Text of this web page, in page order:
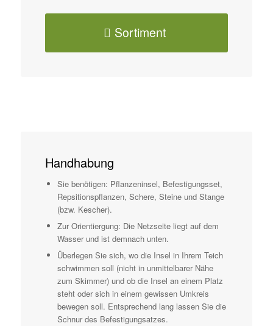
Sortiment
Handhabung
Sie benötigen: Pflanzeninsel, Befestigungsset,
Repsitionspflanzen, Schere, Steine und Stange
(bzw. Kescher).
Zur Orientiergung: Die Netzseite liegt auf dem
Wasser und ist demnach unten.
Überlegen Sie sich, wo die Insel in Ihrem Teich
schwimmen soll (nicht in unmittelbarer Nähe
zum Skimmer) und ob die Insel an einem Platz
steht oder sich in einem gewissen Umkreis
bewegen soll. Entsprechend lang lassen Sie die
Schnur des Befestigungsatzes.